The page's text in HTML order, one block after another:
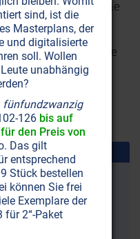
rein elektronische
Münzen oder
Der „Wert“ des
wieder ab und alle
immer mehr
& Co. die
sollen.
sind, ist die
Masterplans, der
und digitalisierte
soll. Wollen
unabhängig
fünfundzwanzig
126 bis auf
den Preis von
Das gilt
entsprechend
Stück bestellen
können Sie frei
Exemplare der
für 2“-Paket